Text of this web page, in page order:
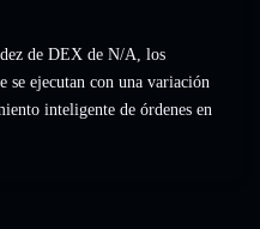
de DEX de N/A, los
ejecutan con una variación
inteligente de órdenes en